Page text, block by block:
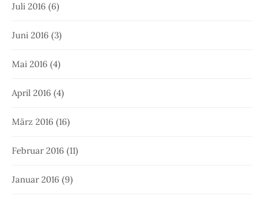
Juli 2016 (6)
Juni 2016 (3)
Mai 2016 (4)
April 2016 (4)
März 2016 (16)
Februar 2016 (11)
Januar 2016 (9)